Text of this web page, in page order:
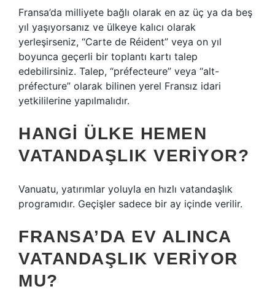
Fransa’da milliyete bağlı olarak en az üç ya da beş
yıl yaşıyorsanız ve ülkeye kalıcı olarak
yerleşirseniz, “Carte de Réident” veya on yıl
boyunca geçerli bir toplantı kartı talep
edebilirsiniz. Talep, “préfecteure” veya “alt-
préfecture” olarak bilinen yerel Fransız idari
yetkililerine yapılmalıdır.
HANGI ÜLKE HEMEN
VATANDAŞLIK VERIYOR?
Vanuatu, yatırımlar yoluyla en hızlı vatandaşlık
programıdır. Geçişler sadece bir ay içinde verilir.
FRANSA’DA EV ALINCA
VATANDAŞLIK VERIYOR
MU?